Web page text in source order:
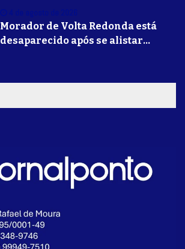
Barra Mansa
Morador de Volta Redonda está
desaparecido após se alistar